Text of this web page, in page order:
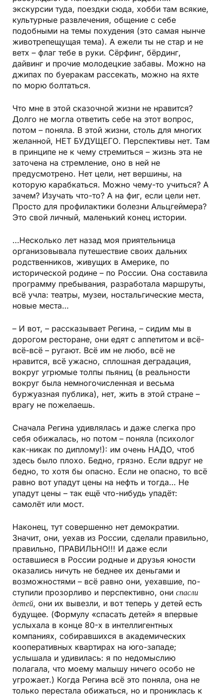
экскурсии туда, поездки сюда, хобби там всякие,
культурные развлечения, общение с себе
подобными на темы похудения (это самая нынче
животрепещущая тема). А ежели ты не стар и не
ветх – флаг тебе в руки. Сёрфинг, бёрдинг,
дайвинг и прочие молодецкие забавы. Можно на
джипах по буеракам рассекать, можно на яхте
по морю болтаться.
Что мне в этой сказочной жизни не нравится?
Долго не могла ответить себе на этот вопрос,
потом – поняла. В этой жизни, столь для многих
желанной, НЕТ БУДУЩЕГО. Перспективы нет. Там
в принципе не к чему стремиться – жизнь эта не
заточена на стремление, оно в ней не
предусмотрено. Нет цели, нет вершины, на
которую карабкаться. Можно чему-то учиться? А
зачем? Изучать что-то? А на фиг, если цели нет.
Просто для профилактики болезни Альцгеймера?
Это свой личный, маленький конец истории.
…Несколько лет назад моя приятельница
организовывала путеше­ствие своих дальних
родственников, живущих в Америке, по
историче­ской родине – по России. Она составила
программу пребывания, разработала маршруты,
всё учла: театры, музеи, ностальгические места,
новые места…
– И вот, – рассказывает Регина, – сидим мы в
дорогом ресторане, они едят с аппетитом и всё-
всё-всё – ругают. Всё им не любо, всё не
нравится, всё ужасно, сплошная деградация,
вокруг угрюмые толпы пьяниц (в реальности
вокруг была немногочисленная и весьма
буржуазная публика), нет, жить в этой стране –
врагу не пожелаешь.
Сначала Регина удивлялась и даже слегка про
себя обижалась, но потом – поняла (психолог
как-никак по диплому!): им очень НАДО, чтоб
здесь было плохо. Бедно, грязно. Если вдруг не
бедно, то хотя бы опасно. Если не опасно, то всё
равно вот упадут цены на нефть и тогда… Не
упадут цены – так ещё что-нибудь упадёт:
самолёт или мост.
Наконец, тут совершенно нет демократии.
Значит, они, уехав из России, сделали правильно,
правильно, ПРАВИЛЬНО!!! И даже если
оставшиеся в России родные и друзья юности
оказались ничуть не беднее их деньгами и
возможностями – всё равно они, уехавшие, по­
ступили прозорливо и перспективно, они спасли
детей, они их вывезли, и вот теперь у детей есть
будущее. (Формулу «спасать детей» я впервые
услыхала в конце 80-х в интеллигентных
компаниях, собиравшихся в академических
кооперативных квартирах на юго-западе;
услышала и удивилась: я по недомыслию
полагала, что моему малышу ничего особо не
угрожает.) Когда Регина всё это поняла, она не
только перестала обижаться, но и прониклась к